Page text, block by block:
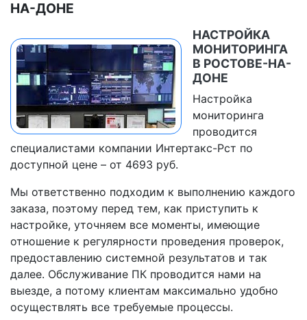
НА-ДОНЕ
НАСТРОЙКА
МОНИТОРИНГА
В РОСТОВЕ-НА-
ДОНЕ
Настройка
мониторинга
проводится
специалистами компании Интертакс-Рст по
доступной цене – от 4693 руб.
Мы ответственно подходим к выполнению каждого
заказа, поэтому перед тем, как приступить к
настройке, уточняем все моменты, имеющие
отношение к регулярности проведения проверок,
предоставлению системной результатов и так
далее. Обслуживание ПК проводится нами на
выезде, а потому клиентам максимально удобно
осуществлять все требуемые процессы.